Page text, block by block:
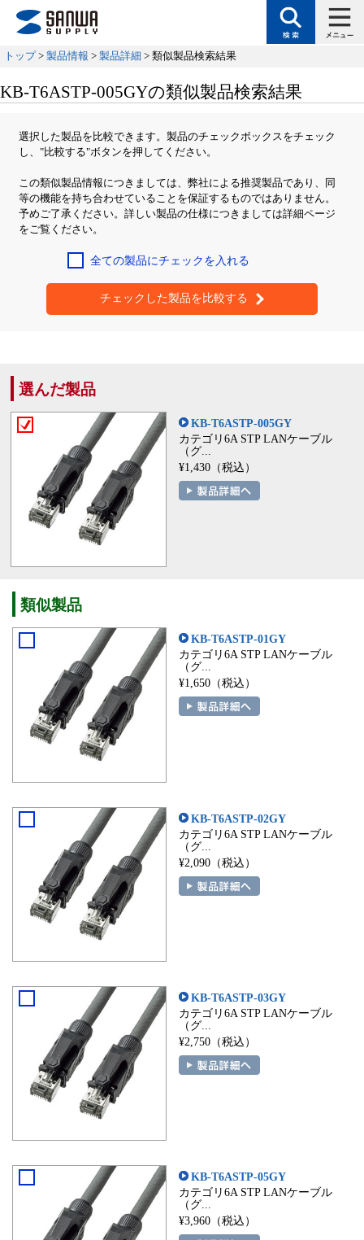
トップ > 製品情報 > 製品詳細 > 類似製品検索結果
KB-T6ASTP-005GYの類似製品検索結果
選択した製品を比較できます。製品のチェックボックスをチェック
し、"比較する"ボタンを押してください。
この類似製品情報につきましては、弊社による推奨製品であり、同
等の機能を持ち合わせていることを保証するものではありません。
予めご了承ください。詳しい製品の仕様につきましては詳細ページ
をご覧ください。
全ての製品にチェックを入れる
チェックした製品を比較する
選んだ製品
KB-T6ASTP-005GY
カテゴリ6A STP LANケーブル
（グ...
¥1,430（税込）
類似製品
KB-T6ASTP-01GY
カテゴリ6A STP LANケーブル
（グ...
¥1,650（税込）
KB-T6ASTP-02GY
カテゴリ6A STP LANケーブル
（グ...
¥2,090（税込）
KB-T6ASTP-03GY
カテゴリ6A STP LANケーブル
（グ...
¥2,750（税込）
KB-T6ASTP-05GY
カテゴリ6A STP LANケーブル
（グ...
¥3,960（税込）